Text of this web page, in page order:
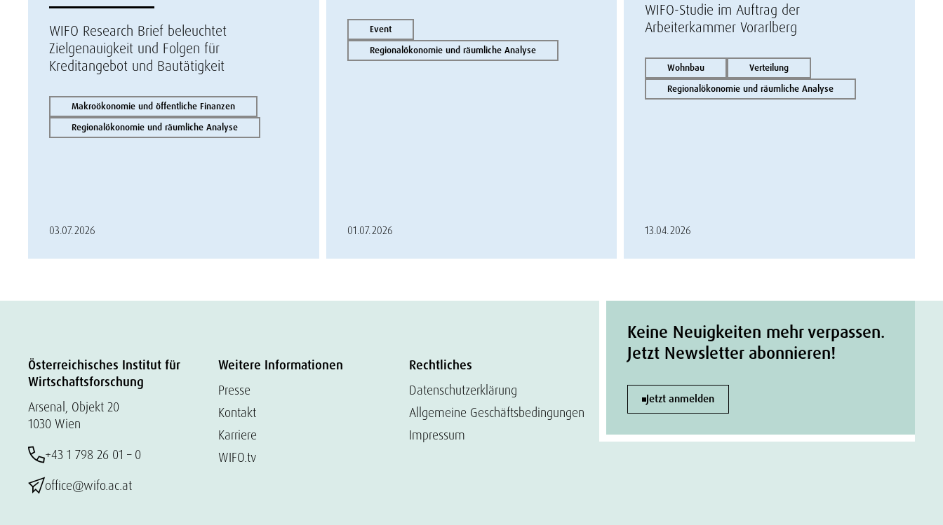
WIFO Research Brief beleuchtet
Zielgenauigkeit und Folgen für
Kreditangebot und Bautätigkeit
Makroökonomie und öffentliche Finanzen
Regionalökonomie und räumliche Analyse
03.07.2026
Event
Regionalökonomie und räumliche Analyse
01.07.2026
WIFO-Studie im Auftrag der
Arbeiterkammer Vorarlberg
Wohnbau
Verteilung
Regionalökonomie und räumliche Analyse
13.04.2026
Österreichisches Institut für
Wirtschaftsforschung
Arsenal, Objekt 20
1030 Wien
+43 1 798 26 01 – 0
office@wifo.ac.at
Weitere Informationen
Presse
Kontakt
Karriere
WIFO.tv
Rechtliches
Datenschutzerklärung
Allgemeine Geschäftsbedingungen
Impressum
Keine Neuigkeiten mehr verpassen.
Jetzt Newsletter abonnieren!
Jetzt anmelden